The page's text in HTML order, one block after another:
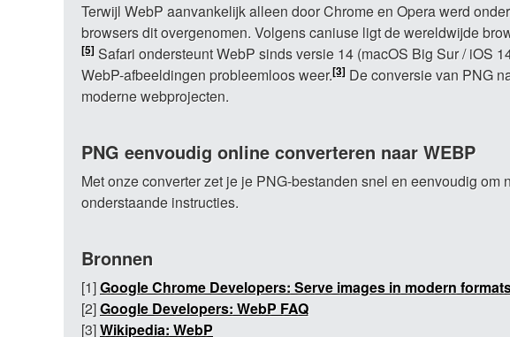
Terwijl WebP aanvankelijk alleen door Chrome en Opera werd
browsers dit overgenomen. Volgens caniuse ligt de wereldwijde
[5] Safari ondersteunt WebP sinds versie 14 (macOS Big Sur / iOS
WebP-afbeeldingen probleemloos weer.[3] De conversie van PNG
moderne webprojecten.
PNG eenvoudig online converteren naar WEBP
Met onze converter zet je je PNG-bestanden snel en eenvoudig om
onderstaande instructies.
Bronnen
[1]Google Chrome Developers: Serve images in modern
[2]Google Developers: WebP FAQ
[3]Wikipedia: WebP